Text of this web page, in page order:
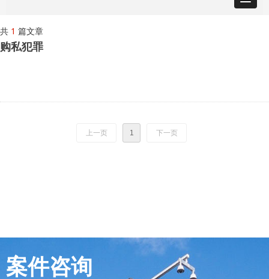
共 1 篇文章
购私犯罪
上一页 1 下一页
案件咨询